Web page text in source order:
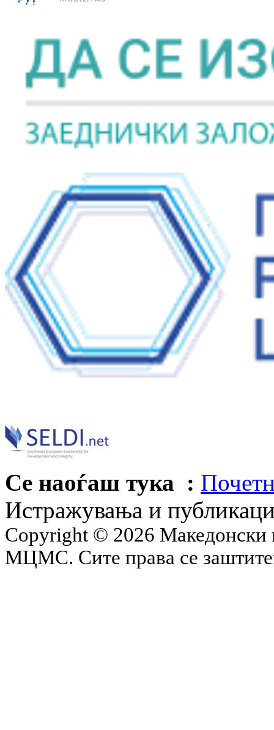
Се наоѓаш тука :
Истражувања и
Copyright © 2026 Македонски
МЦМС. Сите права се